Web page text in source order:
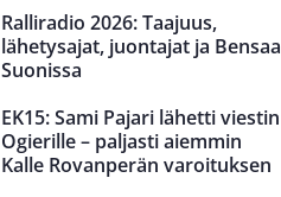
Ralliradio 2026: Taajuus,
lähetysajat, juontajat ja Bensaa
Suonissa
EK15: Sami Pajari lähetti viestin
Ogierille – paljasti aiemmin
Kalle Rovanperän varoituksen